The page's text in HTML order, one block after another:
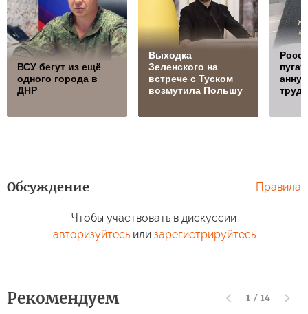
ВСУ бегут из ещё
одного города в
ДНР
Выходка
Зеленского на
встрече с Туском
возмутила Польшу
Обсуждение Правила
Чтобы участвовать в дискуссии
авторизуйтесьили зарегистрируйтесь
Рекомендуем 1 / 14